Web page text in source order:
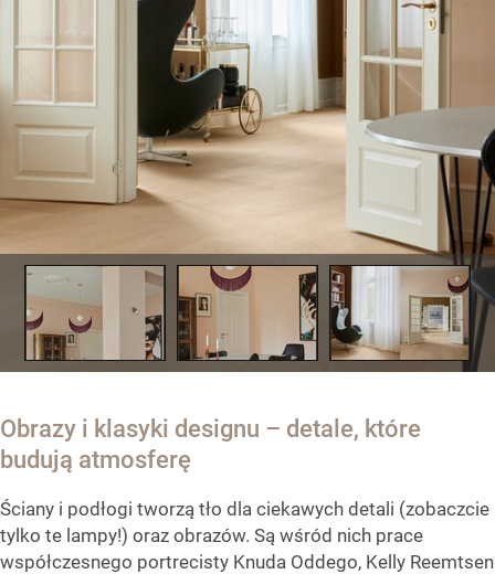
Obrazy i klasyki designu – detale, które
budują atmosferę
Ściany i podłogi tworzą tło dla ciekawych detali (zobaczcie
tylko te lampy!) oraz obrazów. Są wśród nich prace
współczesnego portrecisty Knuda Oddego, Kelly Reemtsen